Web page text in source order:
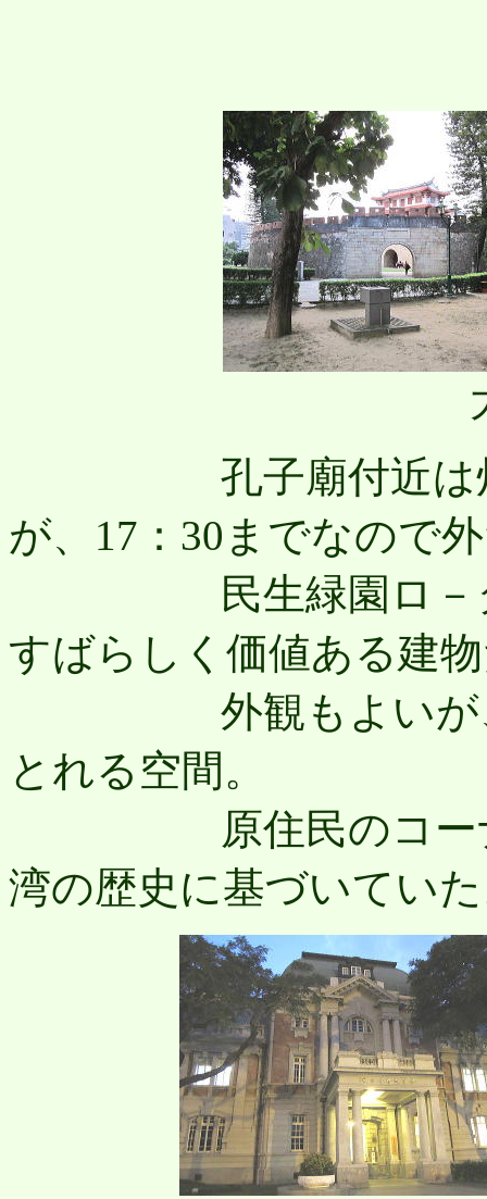
孔子廟付近は灯り
が、17：30までなので
民生緑園ロ－タリ
すばらしく価値ある建
外観もよいが、内
とれる空間。
原住民のコーナー
湾の歴史に基づいてい